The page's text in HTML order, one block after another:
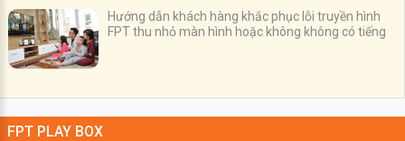
Hướng dẫn khách hàng khắc phục lỗi truyền hình
FPT thu nhỏ màn hình hoặc không không có tiếng
FPT PLAY BOX